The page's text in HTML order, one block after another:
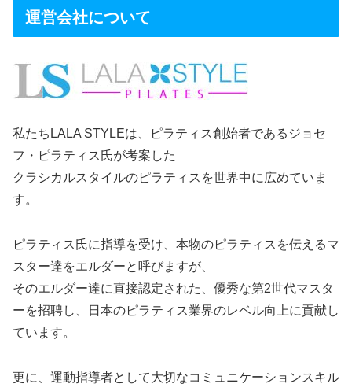
運営会社について
私たちLALA STYLEは、ピラティス創始者であるジョセ
フ・ピラティス氏が考案した
クラシカルスタイルのピラティスを世界中に広めていま
す。
ピラティス氏に指導を受け、本物のピラティスを伝えるマ
スター達をエルダーと呼びますが、
そのエルダー達に直接認定された、優秀な第2世代マスタ
ーを招聘し、日本のピラティス業界のレベル向上に貢献し
ています。
更に、運動指導者として大切なコミュニケーションスキル